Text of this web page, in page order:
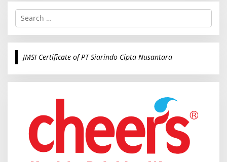
S
r
c
o
JMSI Certificate of PT Siarindo Cipta Nusantara